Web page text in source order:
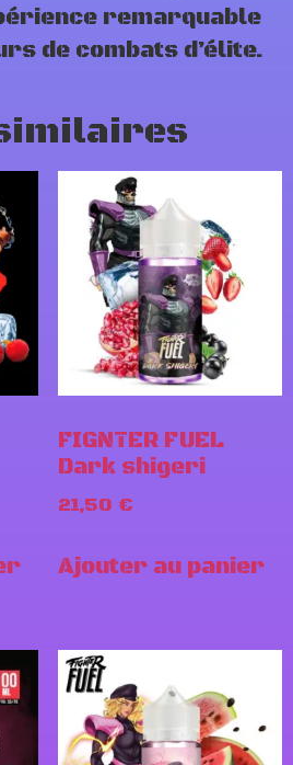
remarquable
de combats d’élite.
FIGNTER FUEL
Dark shigeri
21,50 €
Ajouter au panier